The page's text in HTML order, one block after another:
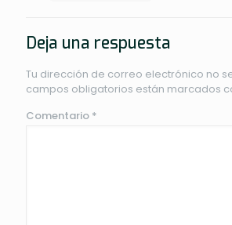
Deja una respuesta
Tu dirección de correo electrónico no
campos obligatorios están marcados
Comentario *